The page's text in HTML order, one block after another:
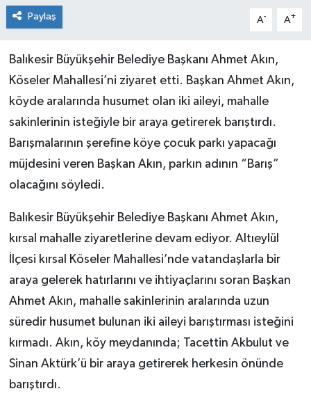
Paylaş A- A+
Balıkesir Büyükşehir Belediye Başkanı Ahmet Akın,
Köseler Mahallesi’ni ziyaret etti. Başkan Ahmet Akın,
köyde aralarında husumet olan iki aileyi, mahalle
sakinlerinin isteğiyle bir araya getirerek barıştırdı.
Barışmalarının şerefine köye çocuk parkı yapacağı
müjdesini veren Başkan Akın, parkın adının “Barış”
olacağını söyledi.
Balıkesir Büyükşehir Belediye Başkanı Ahmet Akın,
kırsal mahalle ziyaretlerine devam ediyor. Altıeylül
İlçesi kırsal Köseler Mahallesi’nde vatandaşlarla bir
araya gelerek hatırlarını ve ihtiyaçlarını soran Başkan
Ahmet Akın, mahalle sakinlerinin aralarında uzun
süredir husumet bulunan iki aileyi barıştırması isteğini
kırmadı. Akın, köy meydanında; Tacettin Akbulut ve
Sinan Aktürk’ü bir araya getirerek herkesin önünde
barıştırdı.